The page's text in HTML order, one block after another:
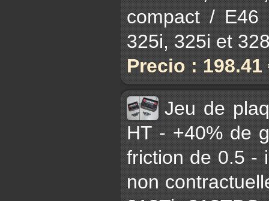
compact / E46
325i, 325i et
Precio : 198.41
Jeu de
HT - +40% de
friction de 0.5 -
non